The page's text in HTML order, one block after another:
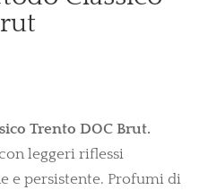
Trento DOC Brut.
leggeri riflessi
e persistente. Profumi di